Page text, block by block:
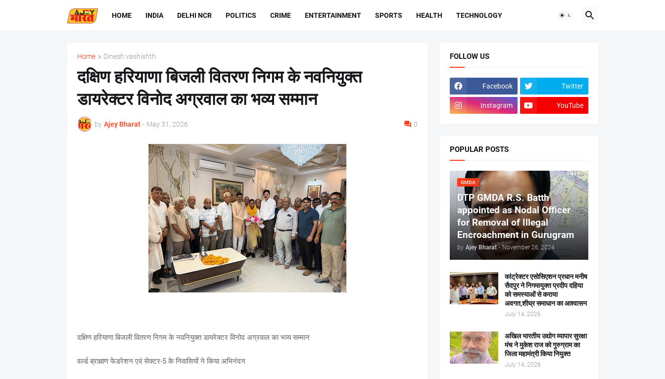
HOME INDIA DELHI NCR POLITICS CRIME ENTERTAINMENT SPORTS HEALTH TECHNOLOGY
Home Dinesh vashishth
दक्षिण हरियाणा बिजली वितरण निगम के नवनियुक्त
डायरेक्टर विनोद अग्रवाल का भव्य सम्मान
by Ajey Bharat - May 31, 2026 0
दक्षिण हरियाणा बिजली वितरण निगम के नवनियुक्त डायरेक्टर विनोद अग्रवाल का भव्य सम्मान
वर्ल्ड ब्राह्मण फेडरेशन एवं सेक्टर-5 के निवासियों ने किया अभिनंदन
FOLLOW US
Facebook Twitter
Instagram YouTube
POPULAR POSTS
GMDA
DTP GMDA R.S. Batth
appointed as Nodal Officer
for Removal of Illegal
Encroachment in Gurugram
by Ajey Bharat - November 26, 2024
कांट्रेक्टर एसोसिएशन प्रधान मनीष
सैदपुर ने निगमायुक्त प्रदीप दहिया
को समस्याओं से कराया
अवगत,शीघ्र समाधान का आश्वासन
July 14, 2026
अखिल भारतीय उद्योग व्यापार सुरक्षा
मंच ने मुकेश राज को गुरुग्राम का
जिला महामंत्री किया नियुक्त
July 14, 2026